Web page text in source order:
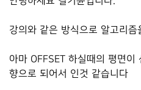
강의와 같은 방식으로 알고리
아마 OFFSET 하실때의 평면
향으로 되어서 인것 같습니다